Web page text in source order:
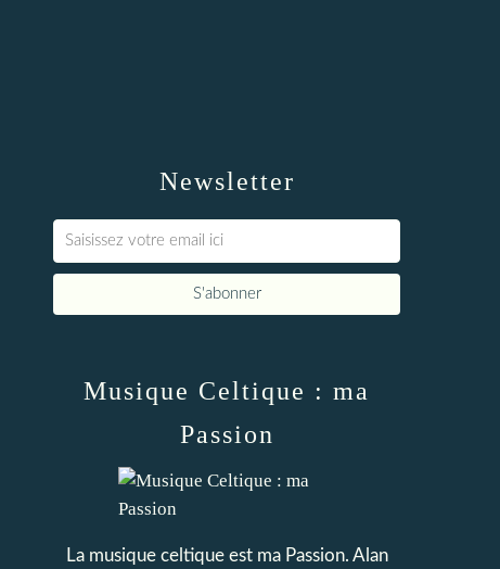
Newsletter
Musique Celtique : ma
Passion
La musique celtique est ma Passion. Alan